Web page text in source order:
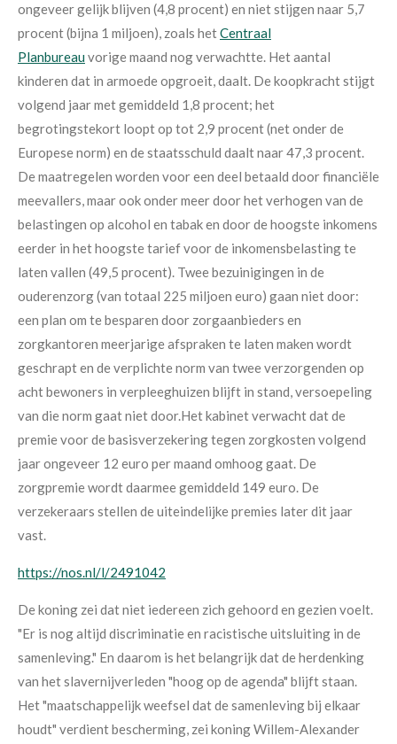
ongeveer gelijk blijven (4,8 procent) en niet stijgen naar 5,7
procent (bijna 1 miljoen), zoals hetCentraal
Planbureauvorige maand nog verwachtte. Het aantal
kinderen dat in armoede opgroeit, daalt. De koopkracht stijgt
volgend jaar met gemiddeld 1,8 procent; het
begrotingstekort loopt op tot 2,9 procent (net onder de
Europese norm) en de staatsschuld daalt naar 47,3 procent.
De maatregelen worden voor een deel betaald door financiële
meevallers, maar ook onder meer door het verhogen van de
belastingen op alcohol en tabak en door de hoogste inkomens
eerder in het hoogste tarief voor de inkomensbelasting te
laten vallen (49,5 procent). Twee bezuinigingen in de
ouderenzorg (van totaal 225 miljoen euro) gaan niet door:
een plan om te besparen door zorgaanbieders en
zorgkantoren meerjarige afspraken te laten maken wordt
geschrapt en de verplichte norm van twee verzorgenden op
acht bewoners in verpleeghuizen blijft in stand, versoepeling
van die norm gaat niet door.Het kabinet verwacht dat de
premie voor de basisverzekering tegen zorgkosten volgend
jaar ongeveer 12 euro per maand omhoog gaat. De
zorgpremie wordt daarmee gemiddeld 149 euro. De
verzekeraars stellen de uiteindelijke premies later dit jaar
vast.
https://nos.nl/l/2491042
De koning zei dat niet iedereen zich gehoord en gezien voelt.
"Er is nog altijd discriminatie en racistische uitsluiting in de
samenleving." En daarom is het belangrijk dat de herdenking
van het slavernijverleden "hoog op de agenda" blijft staan.
Het "maatschappelijk weefsel dat de samenleving bij elkaar
houdt" verdient bescherming, zei koning Willem-Alexander